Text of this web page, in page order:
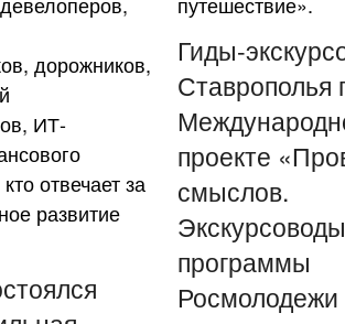
Гиды-
Ставрополья
проекте
смыслов.
программы